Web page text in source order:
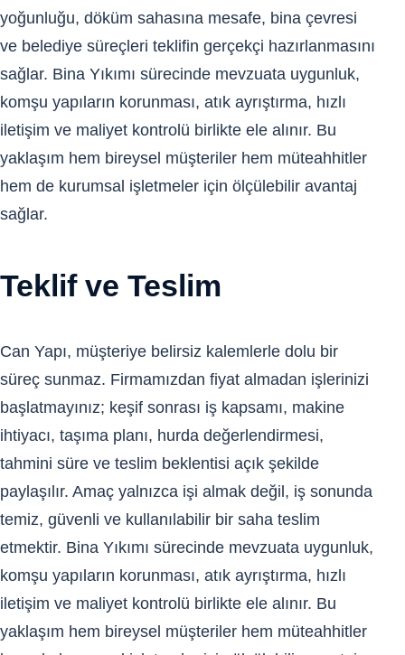
yoğunluğu, döküm sahasına mesafe, bina çevresi
ve belediye süreçleri teklifin gerçekçi hazırlanmasını
sağlar. Bina Yıkımı sürecinde mevzuata uygunluk,
komşu yapıların korunması, atık ayrıştırma, hızlı
iletişim ve maliyet kontrolü birlikte ele alınır. Bu
yaklaşım hem bireysel müşteriler hem müteahhitler
hem de kurumsal işletmeler için ölçülebilir avantaj
sağlar.
Teklif ve Teslim
Can Yapı, müşteriye belirsiz kalemlerle dolu bir
süreç sunmaz. Firmamızdan fiyat almadan işlerinizi
başlatmayınız; keşif sonrası iş kapsamı, makine
ihtiyacı, taşıma planı, hurda değerlendirmesi,
tahmini süre ve teslim beklentisi açık şekilde
paylaşılır. Amaç yalnızca işi almak değil, iş sonunda
temiz, güvenli ve kullanılabilir bir saha teslim
etmektir. Bina Yıkımı sürecinde mevzuata uygunluk,
komşu yapıların korunması, atık ayrıştırma, hızlı
iletişim ve maliyet kontrolü birlikte ele alınır. Bu
yaklaşım hem bireysel müşteriler hem müteahhitler